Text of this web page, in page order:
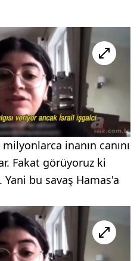
inanın canını
Fakat görüyoruz ki
Yani bu savaş Hamas'a